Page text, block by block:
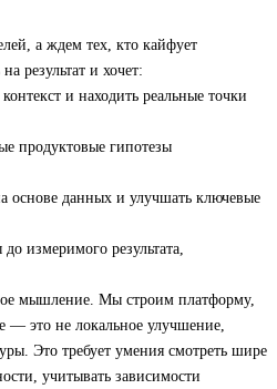
а ждем тех, кто кайфует
результат и хочет:
и находить реальные точки
продуктовые гипотезы
основе данных и улучшать ключевые
измеримого результата,
мышление. Мы строим платформу,
— это не локальное улучшение,
Это требует умения смотреть шире
учитывать зависимости